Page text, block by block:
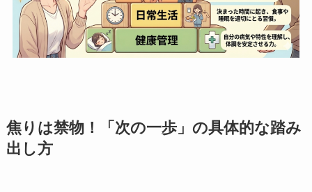
焦りは禁物！「次の一歩」の具体的な踏み
出し方